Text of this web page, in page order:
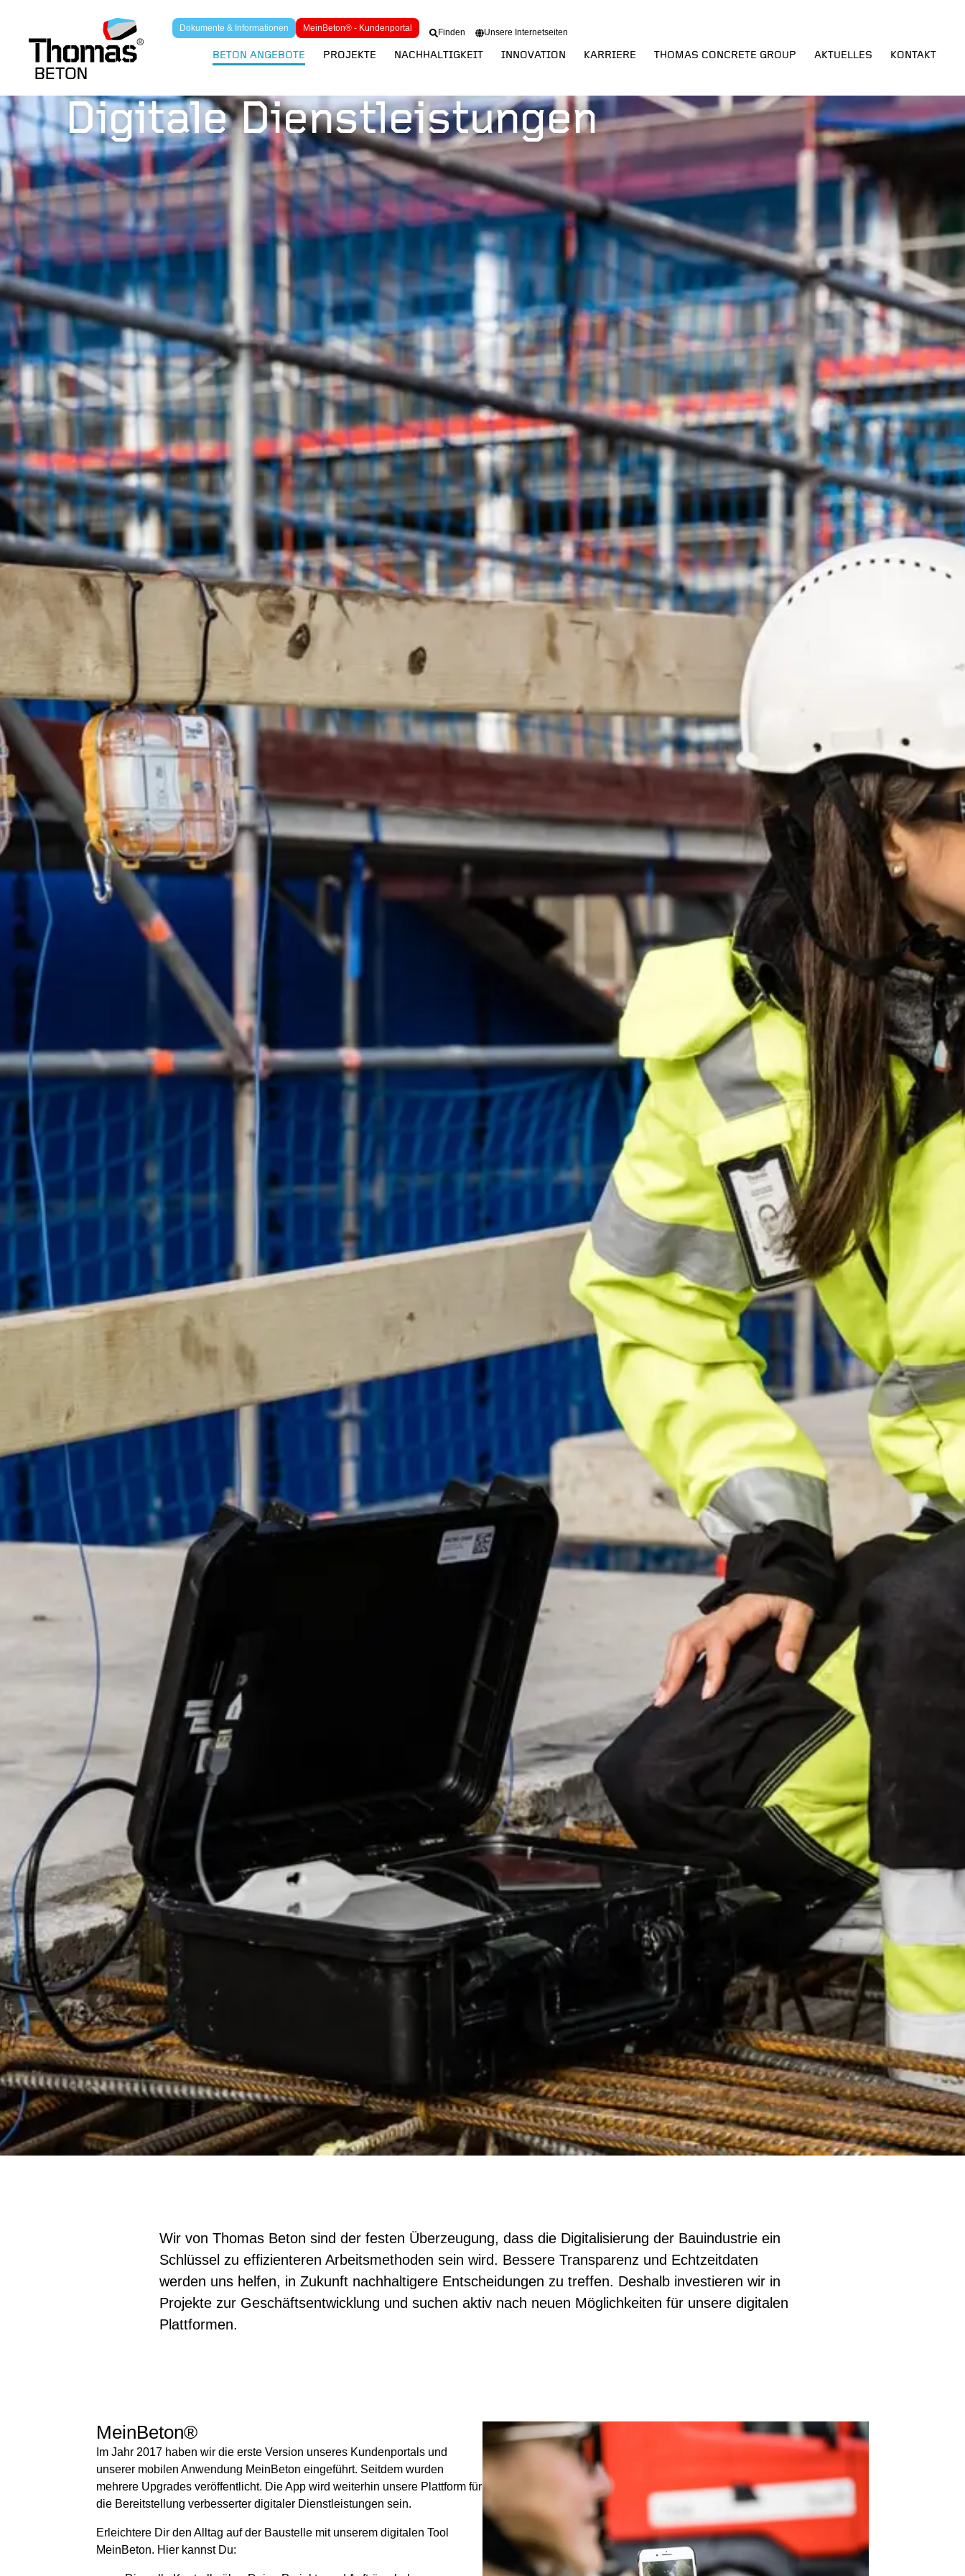
Dokumente & Informationen MeinBeton® - Kundenportal Finden Unsere Internetseiten
BETON ANGEBOTE PROJEKTE NACHHALTIGKEIT INNOVATION KARRIERE THOMAS CONCRETE GROUP AKTUELLES KONTAKT
Digitale Dienstleistungen
Wir von Thomas Beton sind der festen Überzeugung, dass die Digitalisierung der Bauindustrie ein
Schlüssel zu effizienteren Arbeitsmethoden sein wird. Bessere Transparenz und Echtzeitdaten
werden uns helfen, in Zukunft nachhaltigere Entscheidungen zu treffen. Deshalb investieren wir in
Projekte zur Geschäftsentwicklung und suchen aktiv nach neuen Möglichkeiten für unsere digitalen
Plattformen.
MeinBeton®
Im Jahr 2017 haben wir die erste Version unseres Kundenportals und
unserer mobilen Anwendung MeinBeton eingeführt. Seitdem wurden
mehrere Upgrades veröffentlicht. Die App wird weiterhin unsere Plattform für
die Bereitstellung verbesserter digitaler Dienstleistungen sein.
Erleichtere Dir den Alltag auf der Baustelle mit unserem digitalen Tool
MeinBeton. Hier kannst Du: